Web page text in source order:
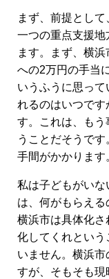
まず、前提とし
一つの重点支援地
ます。まず、横
への2万円の手当
いうふうに思っ
れるのはいつで
す。これは、も
うことだそうで
手間がかかります
私は子どもがいな
は、何がもらえ
横浜市は具体化
化してくれという
いません。横浜
すが、そもそも